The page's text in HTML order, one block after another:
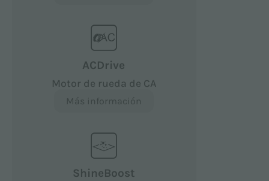
ACDrive
Motor de rueda de CA
Más información
ShineBoost